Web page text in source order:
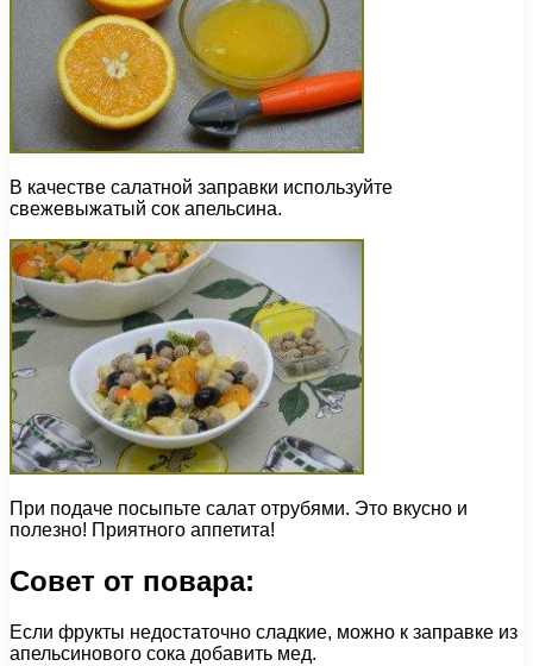
В качестве салатной заправки используйте
свежевыжатый сок апельсина.
При подаче посыпьте салат отрубями. Это вкусно и
полезно! Приятного аппетита!
Совет от повара:
Если фрукты недостаточно сладкие, можно к заправке из
апельсинового сока добавить мед.